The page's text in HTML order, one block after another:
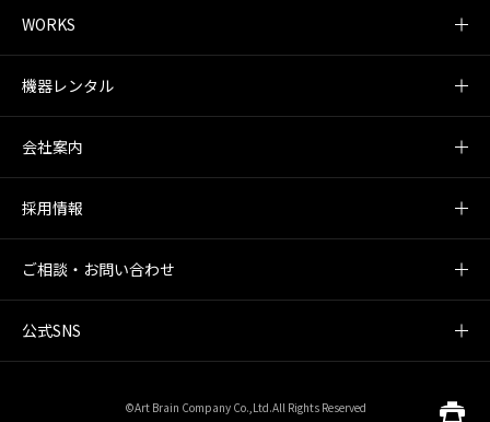
WORKS
機器レンタル
会社案内
採用情報
ご相談・お問い合わせ
公式SNS
©Art Brain Company Co.,Ltd.All Rights Reserved